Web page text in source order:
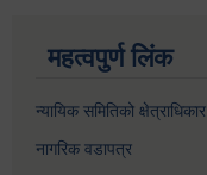
महत्वपुर्ण लिंक
न्यायिक समितिको क्षेत्राधिकार
नागरिक वडापत्र